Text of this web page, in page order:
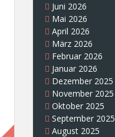
Juni 2026
Mai 2026
April 2026
März 2026
Februar 2026
Januar 2026
Dezember 2025
November 2025
Oktober 2025
September 2025
August 2025